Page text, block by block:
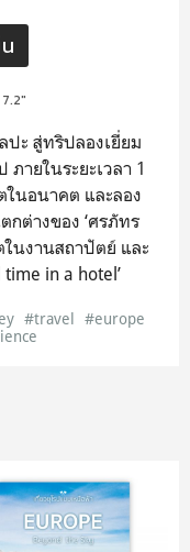
ะ สู่ทริปลองเยี่ยม
ายในระยะเวลา 1
นอนาคต และลอง
ต่างของ ‘ศรภัทร
นงานสถาปัตย์ และ
in a hotel’
#travel #europe